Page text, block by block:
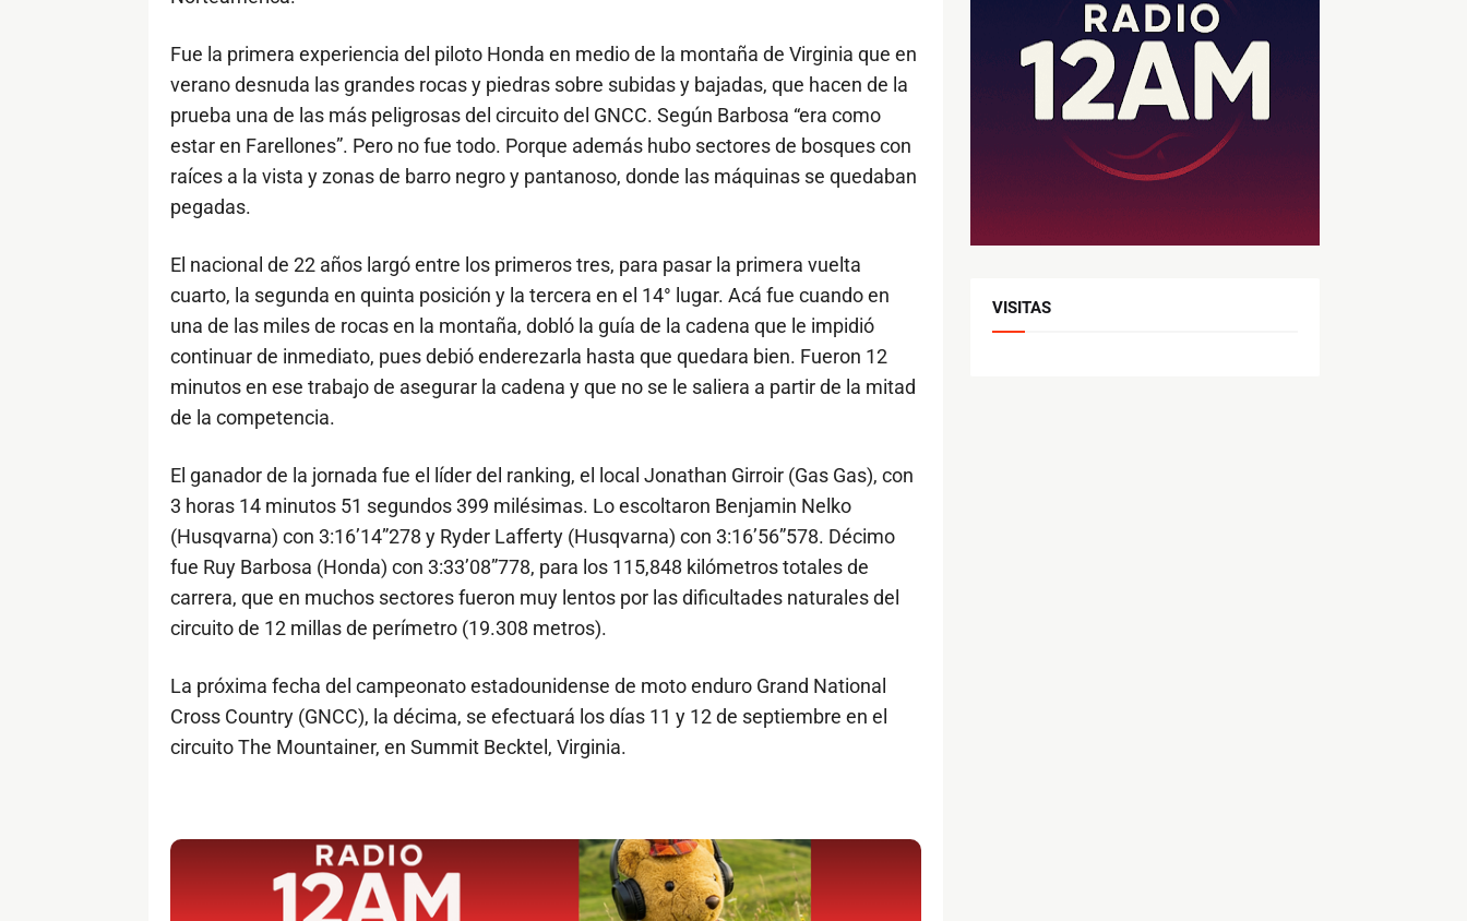
Fue la primera experiencia del piloto Honda en medio de la montaña de Virginia que en
verano desnuda las grandes rocas y piedras sobre subidas y bajadas, que hacen de la
prueba una de las más peligrosas del circuito del GNCC. Según Barbosa “era como
estar en Farellones”. Pero no fue todo. Porque además hubo sectores de bosques con
raíces a la vista y zonas de barro negro y pantanoso, donde las máquinas se quedaban
pegadas.
El nacional de 22 años largó entre los primeros tres, para pasar la primera vuelta
cuarto, la segunda en quinta posición y la tercera en el 14° lugar. Acá fue cuando en
una de las miles de rocas en la montaña, dobló la guía de la cadena que le impidió
continuar de inmediato, pues debió enderezarla hasta que quedara bien. Fueron 12
minutos en ese trabajo de asegurar la cadena y que no se le saliera a partir de la mitad
de la competencia.
El ganador de la jornada fue el líder del ranking, el local Jonathan Girroir (Gas Gas), con
3 horas 14 minutos 51 segundos 399 milésimas. Lo escoltaron Benjamin Nelko
(Husqvarna) con 3:16’14”278 y Ryder Lafferty (Husqvarna) con 3:16’56”578. Décimo
fue Ruy Barbosa (Honda) con 3:33’08”778, para los 115,848 kilómetros totales de
carrera, que en muchos sectores fueron muy lentos por las dificultades naturales del
circuito de 12 millas de perímetro (19.308 metros).
La próxima fecha del campeonato estadounidense de moto enduro Grand National
Cross Country (GNCC), la décima, se efectuará los días 11 y 12 de septiembre en el
circuito The Mountainer, en Summit Becktel, Virginia.
VISITAS